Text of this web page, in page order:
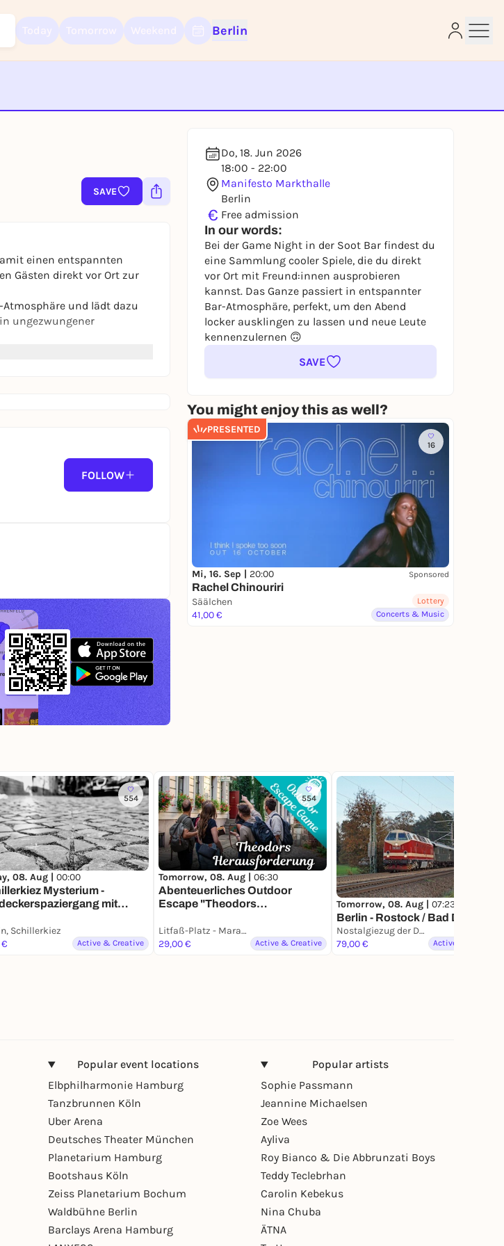
Berlin
SAVE
Do, 18. Jun 2026
18:00 - 22:00
Manifesto Markthalle
Berlin
€ Free admission
In our words:
Bei der Game Night in der Soot Bar findest du
eine Sammlung cooler Spiele, die du direkt
vor Ort mit Freund:innen ausprobieren
kannst. Das Ganze passiert in entspannter
Bar-Atmosphäre, perfekt, um den Abend
locker ausklingen zu lassen und neue Leute
kennenzulernen 🙃
SAVE
You might enjoy this as well?
PRESENTED
16
Mi, 16. Sep | 20:00 Sponsored
Rachel Chinouriri
Säälchen
41,00 €
Lottery
Concerts & Music
einen entspannten
Gästen direkt vor Ort zur
und lädt dazu
ungezwungener
FOLLOW
554
08. Aug | 00:00
Mysterium -
mit
Schillerkiez
€
Active & Creative
554
Tomorrow, 08. Aug | 06:30
Abenteuerliches Outdoor
Escape "Theodors
Litfaß-Platz - Maranja Adventure Club
29,00 €
Active & Creative
Tomorrow, 08. Aug | 07:23
Berlin - Rostock / Bad Doberan
Nostalgiezug der Dampflokfreunde Berlin
79,00 €
Active & Creative
Popular event locations
Elbphilharmonie Hamburg
Tanzbrunnen Köln
Uber Arena
Deutsches Theater München
Planetarium Hamburg
Bootshaus Köln
Zeiss Planetarium Bochum
Waldbühne Berlin
Barclays Arena Hamburg
Popular artists
Sophie Passmann
Jeannine Michaelsen
Zoe Wees
Ayliva
Roy Bianco & Die Abbrunzati Boys
Teddy Teclebrhan
Carolin Kebekus
Nina Chuba
ÄTNA
get started right away